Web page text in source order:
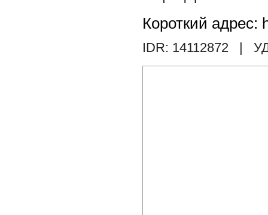
Короткий адрес:
IDR: 14112872 |